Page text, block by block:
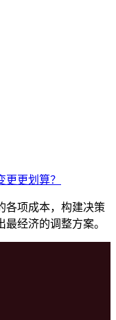
更划算？
各项成本，构建决策
经济的调整方案。